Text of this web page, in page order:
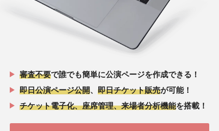
審査不要で誰でも簡単に公演ページを作成できる！
即日公演ページ公開、 即日チケット販売が可能！
チケット電子化、座席管理、来場者分析機能を搭載！